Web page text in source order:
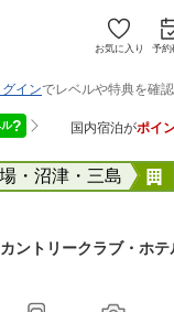
お気に入り 予約
・沼津・三島
ントリークラブ・ホテ